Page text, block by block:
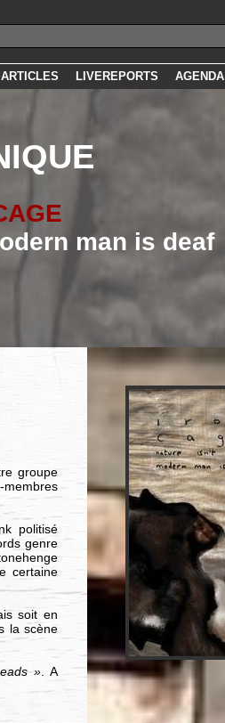
ARTICLES LIVEREPORTS AGENDA
man is deaf
groupe
membres
politisé
genre
certaine
soit en
la scène
». A